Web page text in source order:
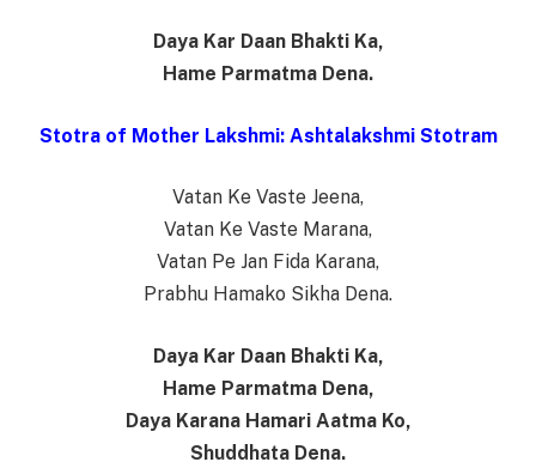
Daya Kar Daan Bhakti Ka,
Hame Parmatma Dena.
Stotra of Mother Lakshmi: Ashtalakshmi Stotram
Vatan Ke Vaste Jeena,
Vatan Ke Vaste Marana,
Vatan Pe Jan Fida Karana,
Prabhu Hamako Sikha Dena.
Daya Kar Daan Bhakti Ka,
Hame Parmatma Dena,
Daya Karana Hamari Aatma Ko,
Shuddhata Dena.